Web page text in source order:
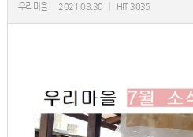
우리마을 2021.08.30 HIT 3035